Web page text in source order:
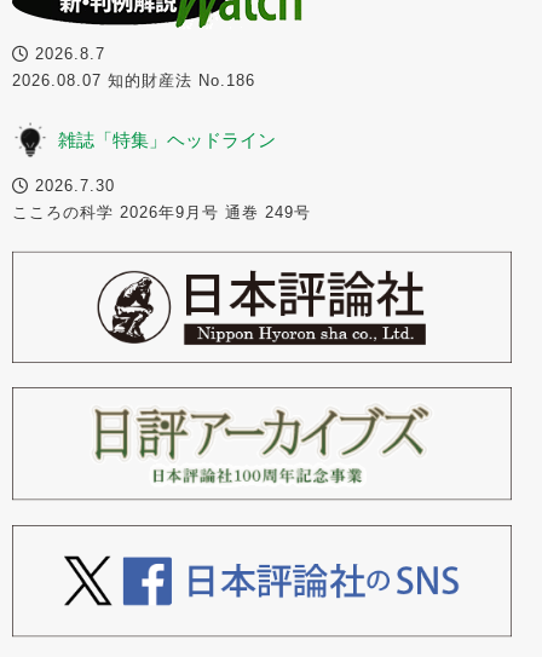
2026.8.7
2026.08.07 知的財産法 No.186
雑誌「特集」ヘッドライン
2026.7.30
こころの科学 2026年9月号 通巻 249号